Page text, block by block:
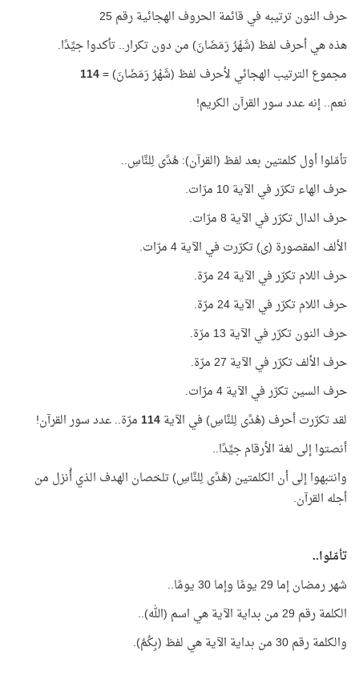
حرف النون ترتيبه في قائمة الحروف الهجائية رقم 25
هذه هي أحرف لفظ (شَهْرُ رَمَضَانَ) من دون تكرار.. تأكدوا جيِّدًا.
مجموع الترتيب الهجائي لأحرف لفظ (شَهْرُ رَمَضَانَ) =114
نعم.. إنه عدد سور القرآن الكريم!
تأمّلوا أول كلمتين بعد لفظ (القرآن): هُدًى لِلنَّاسِ..
حرف الهاء تكرّر في الآية 10 مرّات.
حرف الدال تكرّر في الآية 8 مرّات.
الألف المقصورة (ى) تكرّرت في الآية 4 مرّات.
حرف اللام تكرّر في الآية 24 مرّة.
حرف اللام تكرّر في الآية 24 مرّة.
حرف النون تكرّر في الآية 13 مرّة.
حرف الألف تكرّر في الآية 27 مرّة.
حرف السين تكرّر في الآية 4 مرّات.
لقد تكرّرت أحرف (هُدًى لِلنَّاسِ) في الآية114مرّة.. عدد سور القرآن!
أنصتوا إلى لغة الأرقام جيِّدًا..
وانتبهوا إلى أن الكلمتين (هُدًى لِلنَّاسِ) تلخصان الهدف الذي أُنزل من
أجله القرآن.
تأمّلوا..
شهر رمضان إما 29 يومًا وإما 30 يومًا..
الكلمة رقم 29 من بداية الآية هي اسم (الله)..
والكلمة رقم 30 من بداية الآية هي لفظ (بِكُمُ).